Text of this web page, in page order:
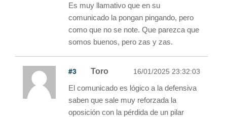
Es muy llamativo que en su
comunicado la pongan pingando, pero
como que no se note. Que parezca que
somos buenos, pero zas y zas.
#3 Toro 16/01/2025 23:32:03
El comunicado es lógico a la defensiva
saben que sale muy reforzada la
oposición con la pérdida de un pilar